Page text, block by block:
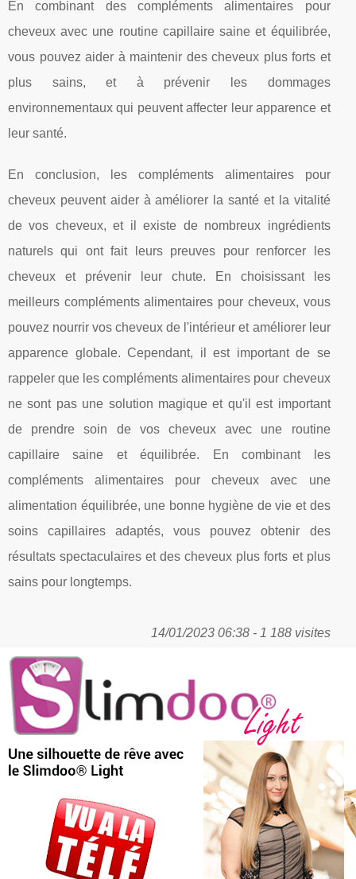
En combinant des compléments alimentaires pour
cheveux avec une routine capillaire saine et équilibrée,
vous pouvez aider à maintenir des cheveux plus forts et
plus sains, et à prévenir les dommages
environnementaux qui peuvent affecter leur apparence et
leur santé.
En conclusion, les compléments alimentaires pour
cheveux peuvent aider à améliorer la santé et la vitalité
de vos cheveux, et il existe de nombreux ingrédients
naturels qui ont fait leurs preuves pour renforcer les
cheveux et prévenir leur chute. En choisissant les
meilleurs compléments alimentaires pour cheveux, vous
pouvez nourrir vos cheveux de l'intérieur et améliorer leur
apparence globale. Cependant, il est important de se
rappeler que les compléments alimentaires pour cheveux
ne sont pas une solution magique et qu'il est important
de prendre soin de vos cheveux avec une routine
capillaire saine et équilibrée. En combinant les
compléments alimentaires pour cheveux avec une
alimentation équilibrée, une bonne hygiène de vie et des
soins capillaires adaptés, vous pouvez obtenir des
résultats spectaculaires et des cheveux plus forts et plus
sains pour longtemps.
14/01/2023 06:38 - 1 188 visites